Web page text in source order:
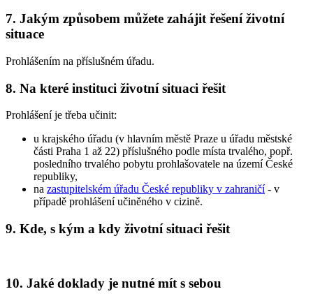
7. Jakým způsobem můžete zahájit řešení životní
situace
Prohlášením na příslušném úřadu.
8. Na které instituci životní situaci řešit
Prohlášení je třeba učinit:
u krajského úřadu (v hlavním městě Praze u úřadu městské
části Praha 1 až 22) příslušného podle místa trvalého, popř.
posledního trvalého pobytu prohlašovatele na území České
republiky,
na zastupitelském úřadu České republiky v zahraničí- v
případě prohlášení učiněného v cizině.
9. Kde, s kým a kdy životní situaci řešit
10. Jaké doklady je nutné mít s sebou